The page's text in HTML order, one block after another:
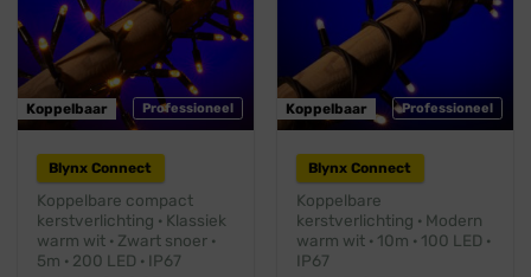
Professioneel
Koppelbaar
Blynx Connect
Koppelbare compact
kerstverlichting · Klassiek
warm wit · Zwart snoer ·
5m · 200 LED · IP67
Professioneel
Koppelbaar
Blynx Connect
Koppelbare
kerstverlichting · Modern
warm wit · 10m · 100 LED ·
IP67